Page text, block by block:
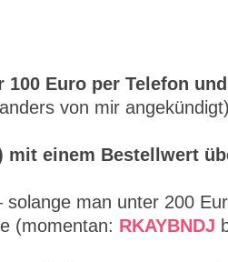
Euro per Telefon und
von mir angekündigt)
mit einem Bestellwert
man unter 200
(momentan: RKAYBNDJ